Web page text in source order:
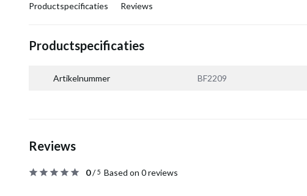
Productspecificaties Reviews
Productspecificaties
Artikelnummer BF2209
Reviews
0/5 Based on 0 reviews